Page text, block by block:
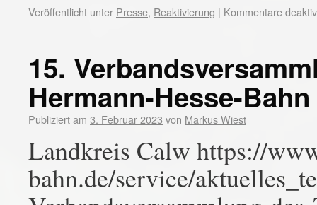
Veröffentlicht unter Presse, Reaktivierung | Kommentare
15.
Hermann-Hesse-
Publiziert am 3. Februar 2023 von Markus Wiest
Landkreis Calw https://
bahn.de/service/